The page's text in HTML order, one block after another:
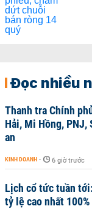
Đọc nhiều
Thanh tra Chính
Hải, Mi Hồng, PNJ,
an
KINH DOANH - 6 giờ trước
Lịch cổ tức tuần
tỷ lệ cao nhất 100%